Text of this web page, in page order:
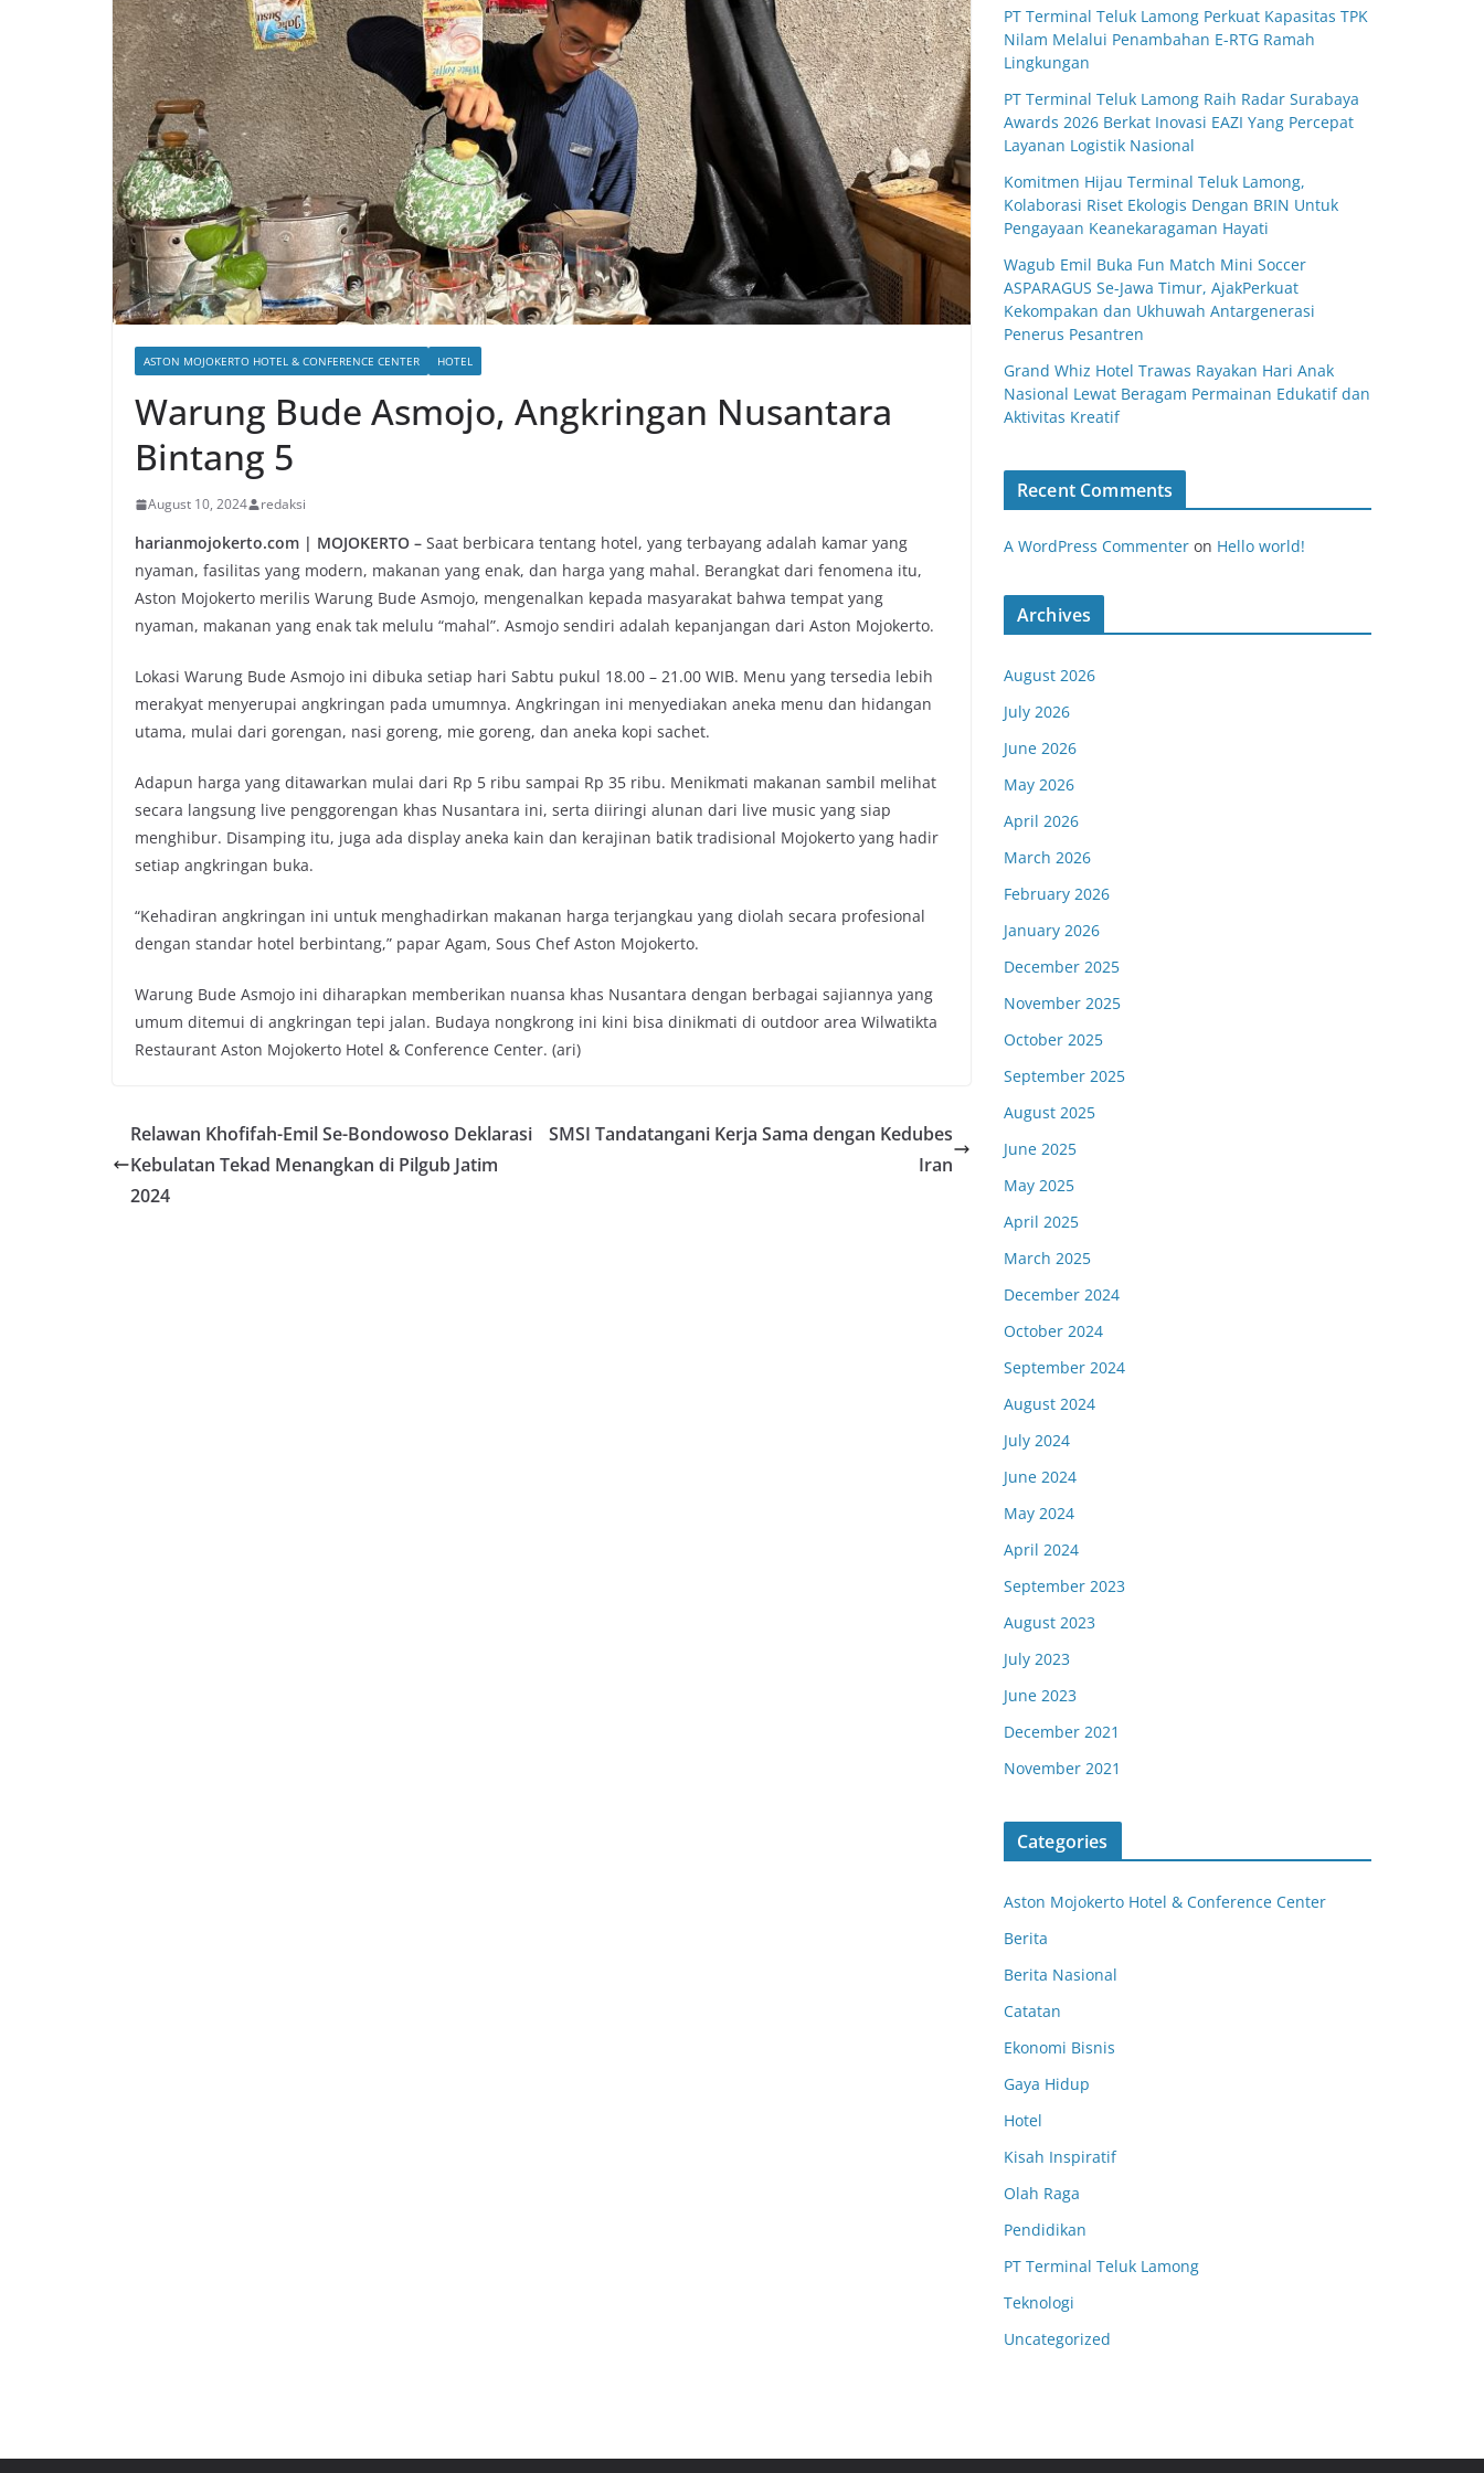
ASTON MOJOKERTO HOTEL & CONFERENCE CENTER HOTEL
Warung Bude Asmojo, Angkringan Nusantara
Bintang 5
August 10, 2024 redaksi
harianmojokerto.com | MOJOKERTO – Saat berbicara tentang hotel, yang terbayang adalah kamar yang
nyaman, fasilitas yang modern, makanan yang enak, dan harga yang mahal. Berangkat dari fenomena itu,
Aston Mojokerto merilis Warung Bude Asmojo, mengenalkan kepada masyarakat bahwa tempat yang
nyaman, makanan yang enak tak melulu “mahal”. Asmojo sendiri adalah kepanjangan dari Aston Mojokerto.
Lokasi Warung Bude Asmojo ini dibuka setiap hari Sabtu pukul 18.00 – 21.00 WIB. Menu yang tersedia lebih
merakyat menyerupai angkringan pada umumnya. Angkringan ini menyediakan aneka menu dan hidangan
utama, mulai dari gorengan, nasi goreng, mie goreng, dan aneka kopi sachet.
Adapun harga yang ditawarkan mulai dari Rp 5 ribu sampai Rp 35 ribu. Menikmati makanan sambil melihat
secara langsung live penggorengan khas Nusantara ini, serta diiringi alunan dari live music yang siap
menghibur. Disamping itu, juga ada display aneka kain dan kerajinan batik tradisional Mojokerto yang hadir
setiap angkringan buka.
“Kehadiran angkringan ini untuk menghadirkan makanan harga terjangkau yang diolah secara profesional
dengan standar hotel berbintang,” papar Agam, Sous Chef Aston Mojokerto.
Warung Bude Asmojo ini diharapkan memberikan nuansa khas Nusantara dengan berbagai sajiannya yang
umum ditemui di angkringan tepi jalan. Budaya nongkrong ini kini bisa dinikmati di outdoor area Wilwatikta
Restaurant Aston Mojokerto Hotel & Conference Center. (ari)
Relawan Khofifah-Emil Se-Bondowoso Deklarasi
Kebulatan Tekad Menangkan di Pilgub Jatim
2024
SMSI Tandatangani Kerja Sama dengan Kedubes
Iran
PT Terminal Teluk Lamong Perkuat Kapasitas TPK
Nilam Melalui Penambahan E-RTG Ramah
Lingkungan
PT Terminal Teluk Lamong Raih Radar Surabaya
Awards 2026 Berkat Inovasi EAZI Yang Percepat
Layanan Logistik Nasional
Komitmen Hijau Terminal Teluk Lamong,
Kolaborasi Riset Ekologis Dengan BRIN Untuk
Pengayaan Keanekaragaman Hayati
Wagub Emil Buka Fun Match Mini Soccer
ASPARAGUS Se-Jawa Timur, AjakPerkuat
Kekompakan dan Ukhuwah Antargenerasi
Penerus Pesantren
Grand Whiz Hotel Trawas Rayakan Hari Anak
Nasional Lewat Beragam Permainan Edukatif dan
Aktivitas Kreatif
Recent Comments
A WordPress Commenter on Hello world!
Archives
August 2026
July 2026
June 2026
May 2026
April 2026
March 2026
February 2026
January 2026
December 2025
November 2025
October 2025
September 2025
August 2025
June 2025
May 2025
April 2025
March 2025
December 2024
October 2024
September 2024
August 2024
July 2024
June 2024
May 2024
April 2024
September 2023
August 2023
July 2023
June 2023
December 2021
November 2021
Categories
Aston Mojokerto Hotel & Conference Center
Berita
Berita Nasional
Catatan
Ekonomi Bisnis
Gaya Hidup
Hotel
Kisah Inspiratif
Olah Raga
Pendidikan
PT Terminal Teluk Lamong
Teknologi
Uncategorized